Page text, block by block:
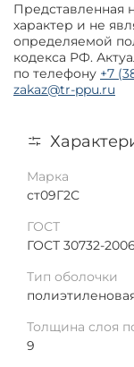
Представленная
характер и не
определяемой
кодекса РФ.
по телефону +7
zakaz@tr-ppu.ru
Марка
ст09Г2С
ГОСТ
ГОСТ 30732-2006
Тип оболочки
Толщина слоя
9